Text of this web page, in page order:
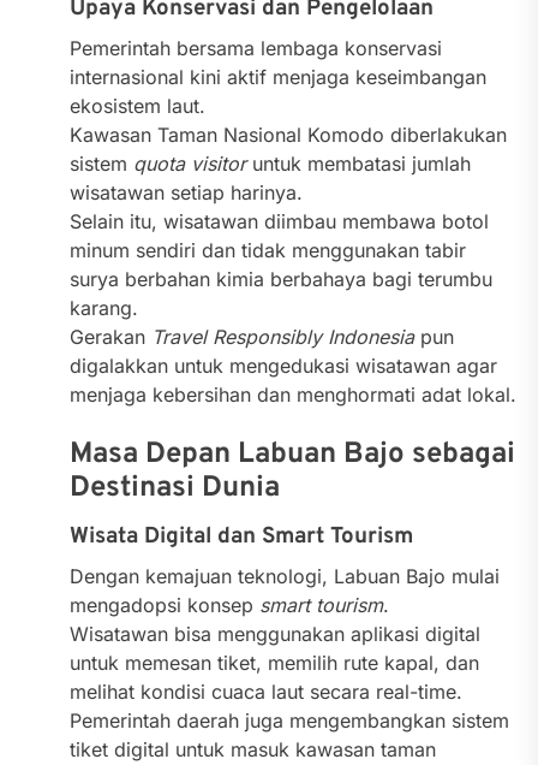
Upaya Konservasi dan Pengelolaan
Pemerintah bersama lembaga konservasi
internasional kini aktif menjaga keseimbangan
ekosistem laut.
Kawasan Taman Nasional Komodo diberlakukan
sistem quota visitoruntuk membatasi jumlah
wisatawan setiap harinya.
Selain itu, wisatawan diimbau membawa botol
minum sendiri dan tidak menggunakan tabir
surya berbahan kimia berbahaya bagi terumbu
karang.
Gerakan Travel Responsibly Indonesiapun
digalakkan untuk mengedukasi wisatawan agar
menjaga kebersihan dan menghormati adat lokal.
Masa Depan Labuan Bajo sebagai
Destinasi Dunia
Wisata Digital dan Smart Tourism
Dengan kemajuan teknologi, Labuan Bajo mulai
mengadopsi konsep smart tourism.
Wisatawan bisa menggunakan aplikasi digital
untuk memesan tiket, memilih rute kapal, dan
melihat kondisi cuaca laut secara real-time.
Pemerintah daerah juga mengembangkan sistem
tiket digital untuk masuk kawasan taman